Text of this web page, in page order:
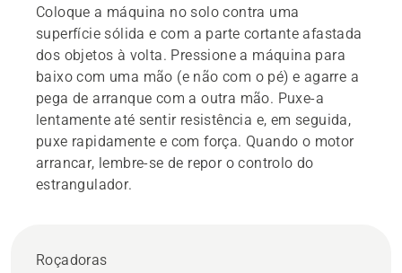
Coloque a máquina no solo contra uma
superfície sólida e com a parte cortante afastada
dos objetos à volta. Pressione a máquina para
baixo com uma mão (e não com o pé) e agarre a
pega de arranque com a outra mão. Puxe-a
lentamente até sentir resistência e, em seguida,
puxe rapidamente e com força. Quando o motor
arrancar, lembre-se de repor o controlo do
estrangulador.
Roçadoras